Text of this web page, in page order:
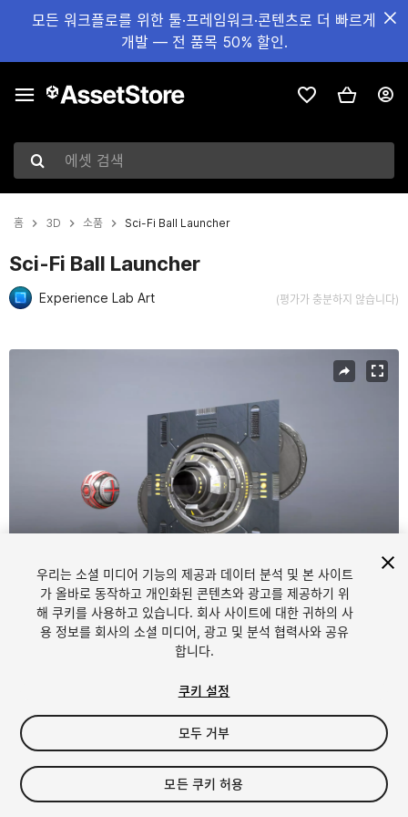
모든 워크플로를 위한 툴·프레임워크·콘텐츠로 더 빠르게
개발 — 전 품목 50% 할인.
에셋 검색
홈 3D 소품 Sci-Fi Ball Launcher
Sci-Fi Ball Launcher
Experience Lab Art (평가가 충분하지 않습니다)
1/8
$10.50
세금/부가세는 결제 시 반영됩니다.
우리는 소셜 미디어 기능의 제공과 데이터 분석 및 본 사이트
가 올바로 동작하고 개인화된 콘텐츠와 광고를 제공하기 위
해 쿠키를 사용하고 있습니다. 회사 사이트에 대한 귀하의 사
용 정보를 회사의 소셜 미디어, 광고 및 분석 협력사와 공유
합니다.
쿠키 설정
모두 거부
모든 쿠키 허용